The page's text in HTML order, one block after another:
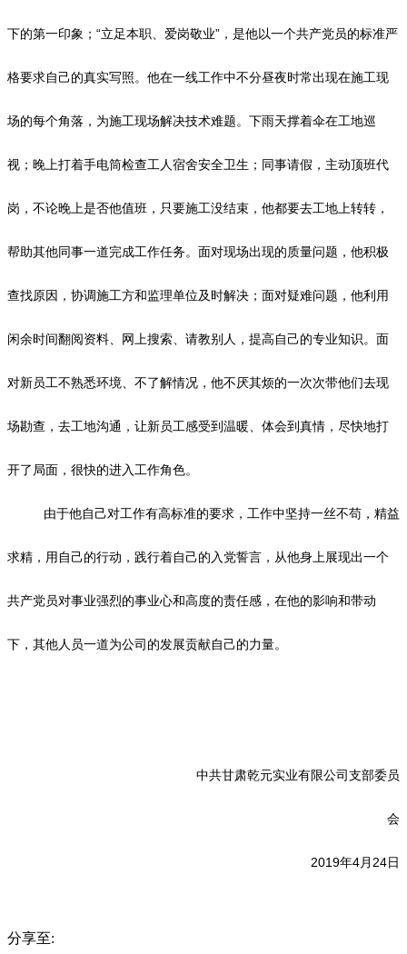
下的第一印象；“立足本职、爱岗敬业”，是他以一个共产党员的标准严
格要求自己的真实写照。他在一线工作中不分昼夜时常出现在施工现
场的每个角落，为施工现场解决技术难题。下雨天撑着伞在工地巡
视；晚上打着手电筒检查工人宿舍安全卫生；同事请假，主动顶班代
岗，不论晚上是否他值班，只要施工没结束，他都要去工地上转转，
帮助其他同事一道完成工作任务。面对现场出现的质量问题，他积极
查找原因，协调施工方和监理单位及时解决；面对疑难问题，他利用
闲余时间翻阅资料、网上搜索、请教别人，提高自己的专业知识。面
对新员工不熟悉环境、不了解情况，他不厌其烦的一次次带他们去现
场勘查，去工地沟通，让新员工感受到温暖、体会到真情，尽快地打
开了局面，很快的进入工作角色。
由于他自己对工作有高标准的要求，工作中坚持一丝不苟，精益
求精，用自己的行动，践行着自己的入党誓言，从他身上展现出一个
共产党员对事业强烈的事业心和高度的责任感，在他的影响和带动
下，其他人员一道为公司的发展贡献自己的力量。
中共甘肃乾元实业有限公司支部委员
会
2019年4月24日
分享至: